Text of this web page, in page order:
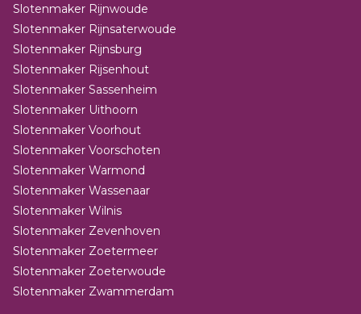
Slotenmaker Rijnwoude
Slotenmaker Rijnsaterwoude
Slotenmaker Rijnsburg
Slotenmaker Rijsenhout
Slotenmaker Sassenheim
Slotenmaker Uithoorn
Slotenmaker Voorhout
Slotenmaker Voorschoten
Slotenmaker Warmond
Slotenmaker Wassenaar
Slotenmaker Wilnis
Slotenmaker Zevenhoven
Slotenmaker Zoetermeer
Slotenmaker Zoeterwoude
Slotenmaker Zwammerdam